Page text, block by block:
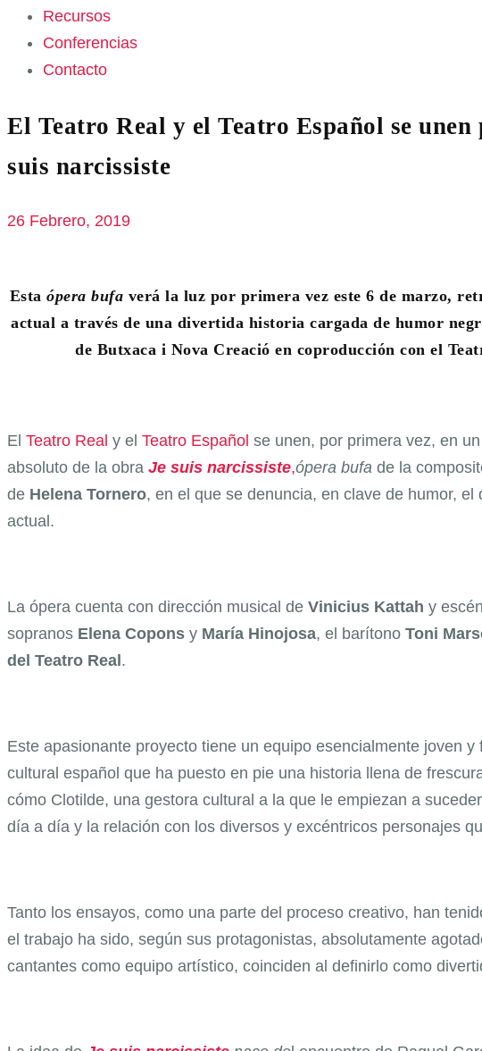
Recursos
Conferencias
Contacto
El Teatro Real y el Teatro Español se
suis narcissiste
26 Febrero, 2019
Estaópera bufa verá la luz por primera vez este 6 de marzo,
actual a través de una divertida historia cargada de humor
de Butxaca i Nova Creació en coproducción con el
El Teatro Real y el Teatro Español se unen, por primera vez, en
absoluto de la obra Je suis narcissiste,ópera bufa de la
de Helena Tornero, en el que se denuncia, en clave de humor,
actual.
La ópera cuenta con dirección musical de Vinicius Kattah y
sopranos Elena Copons y María Hinojosa, el barítono Toni
del Teatro Real.
Este apasionante proyecto tiene un equipo esencialmente joven
cultural español que ha puesto en pie una historia llena de
cómo Clotilde, una gestora cultural a la que le empiezan a
día a día y la relación con los diversos y excéntricos personajes
Tanto los ensayos, como una parte del proceso creativo, han
el trabajo ha sido, según sus protagonistas, absolutamente
cantantes como equipo artístico, coinciden al definirlo como